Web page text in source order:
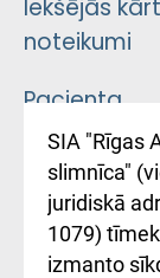
Iekšējās
noteikumi
Pacienta
kārtība
Kā pie
SIA "Rīgas
slimnīca"
juridiskā
1079)
izmanto